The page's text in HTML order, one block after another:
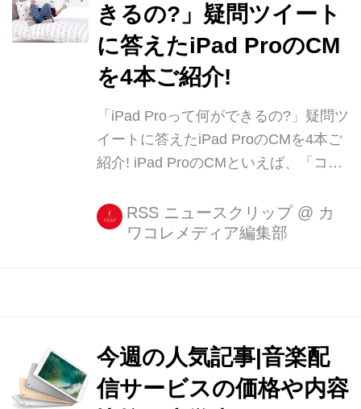
きるの?」疑問ツイート
に答えたiPad ProのCM
を4本ご紹介!
「iPad Proって何ができるの?」疑問ツ
イートに答えたiPad ProのCMを4本ご
紹介! iPad ProのCMといえば、「コン
したね。 そして最近ではまたiPad Pro
のCMがシリーズで放送されているの
RSS ニュースクリップ @ カ
ワコレメディア編集部
今週の人気記事|音楽配
信サービスの価格や内容